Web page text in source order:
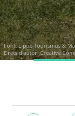
Font:Lippe Tourismus &
Drets d'autor: Creative